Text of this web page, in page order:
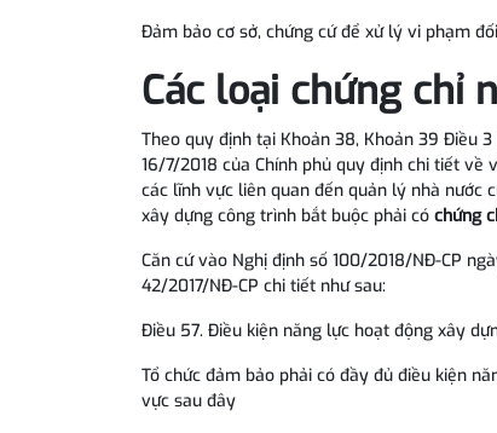
Đảm bảo cơ sở, chứng cứ để xử lý vi phạm
Các loại chứng chỉ
Theo quy định tại Khoản 38, Khoản 39 Điều
16/7/2018 của Chính phủ quy định chi tiết
các lĩnh vực liên quan đến quản lý nhà nước
xây dựng công trình bắt buộc phải có chứng
Căn cứ vào Nghị định số 100/2018/NĐ-CP
42/2017/NĐ-CP chi tiết như sau:
Điều 57. Điều kiện năng lực hoạt động xây
Tổ chức đảm bảo phải có đầy đủ điều kiện
vực sau đây